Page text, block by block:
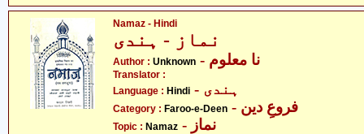
Namaz - Hindi
نماز - ہندی
Author : Unknown - نا معلوم
Translator :
Language : Hindi - ہندی
Category : Faroo-e-Deen - فروعِ دین
Topic : Namaz - نماز